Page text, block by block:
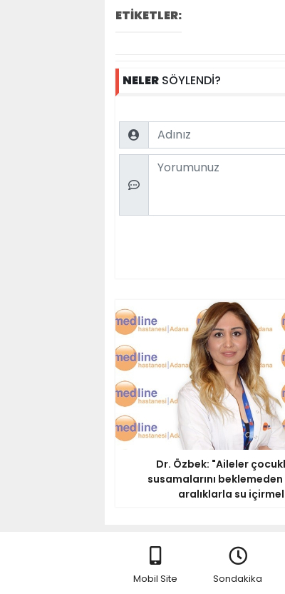
ETİKETLER:
NELER SÖYLENDİ?
Name
Comment
Dr. Özbek: "Aileler
susamalarını
aralıklarla su
Mobil Site Sondakika